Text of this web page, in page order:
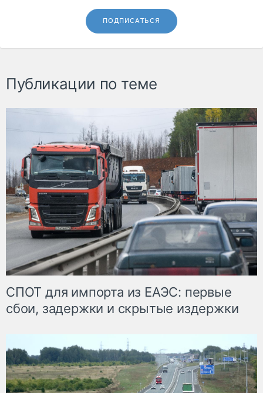
ПОДПИСАТЬСЯ
Публикации по теме
СПОТ для импорта из ЕАЭС: первые
сбои, задержки и скрытые издержки